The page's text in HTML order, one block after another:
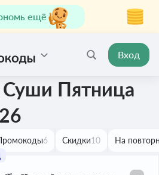
ещё
Вход
Пятница
6 Скидки10 На